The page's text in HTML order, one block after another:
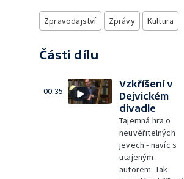
Zpravodajství Zprávy Kultura
Části dílu
00:35
Vzkříšení v
Dejvickém
divadle
Tajemná hra o
neuvěřitelných
jevech - navíc s
utajeným
autorem. Tak